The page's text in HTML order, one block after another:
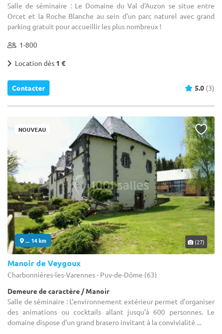
Salle de séminaire : Le Domaine du Val d'Auzon se situe entre
Orcet et la Roche Blanche au sein d'un parc naturel avec grand
parking gratuit pour accueillir les plus nombreux !
1-800
Location dès 1 €
Contacter 5.0 (3)
NOUVEAU
... 14 km (27)
Manoir de Veygoux
Charbonnières-les-Varennes - Puy-de-Dôme (63)
Demeure de caractère / Manoir
Salle de séminaire : L'environnement extérieur permet d'organiser
des animations ou cocktails allant jusqu'à 600 personnes. Le
domaine dispose d'un grand brasero invitant à la convivialité ...